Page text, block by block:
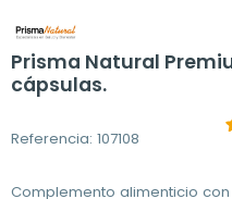
Prisma Natural
cápsulas.
Referencia: 107108
Complemento alimenticio